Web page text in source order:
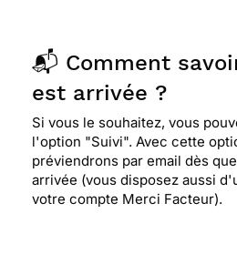
📬 Comment
est arrivée ?
Si vous le souhaitez, vous
l'option "Suivi". Avec cette
préviendrons par email dès
arrivée (vous disposez aussi
votre compte Merci Facteur).